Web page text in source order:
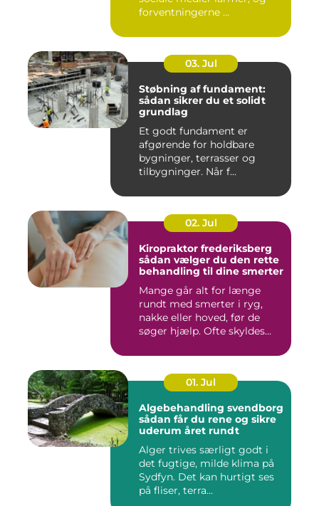
forventningerne ...
03. Jul
Støbning af fundament:
sådan sikrer du et solidt
grundlag
Et godt fundament er
afgørende for holdbare
bygninger, terrasser og
tilbygninger. Når f...
02. Jul
Kiropraktor frederiksberg
sådan vælger du den rette
behandling til dine smerter
Mange går alt for længe
rundt med smerter i ryg,
nakke eller hoved, før de
søger hjælp. Ofte skyldes...
01. Jul
Algebehandling svendborg
sådan får du rene og sikre
uderum året rundt
Alger trives særligt godt i
det fugtige, milde klima på
Sydfyn. Det kan hurtigt ses
på fliser, terra...